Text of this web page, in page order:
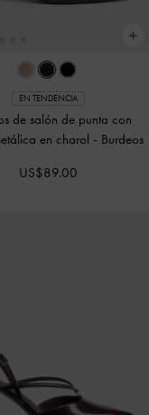
EN TENDENCIA
de salón de punta con
en charol - Burdeos
US$89.00